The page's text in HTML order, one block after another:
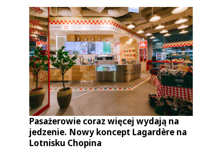
Pasażerowie coraz więcej wydają na
jedzenie. Nowy koncept Lagardère na
Lotnisku Chopina